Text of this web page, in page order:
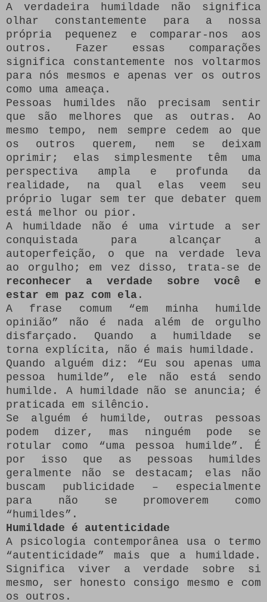
A verdadeira humildade não significa
olhar constantemente para a nossa
própria pequenez e comparar-nos aos
outros. Fazer essas comparações
significa constantemente nos voltarmos
para nós mesmos e apenas ver os outros
como uma ameaça.
Pessoas humildes não precisam sentir
que são melhores que as outras. Ao
mesmo tempo, nem sempre cedem ao que
os outros querem, nem se deixam
oprimir; elas simplesmente têm uma
perspectiva ampla e profunda da
realidade, na qual elas veem seu
próprio lugar sem ter que debater quem
está melhor ou pior.
A humildade não é uma virtude a ser
conquistada para alcançar a
autoperfeição, o que na verdade leva
ao orgulho; em vez disso, trata-se de
reconhecer a verdade sobre você e
estar em paz com ela .
A frase comum “em minha humilde
opinião” não é nada além de orgulho
disfarçado. Quando a humildade se
torna explícita, não é mais humildade.
Quando alguém diz: “Eu sou apenas uma
pessoa humilde”, ele não está sendo
humilde. A humildade não se anuncia; é
praticada em silêncio.
Se alguém é humilde, outras pessoas
podem dizer, mas ninguém pode se
rotular como “uma pessoa humilde”. É
por isso que as pessoas humildes
geralmente não se destacam; elas não
buscam publicidade – especialmente
para não se promoverem como
“humildes”.
Humildade é autenticidade
A psicologia contemporânea usa o termo
“autenticidade” mais que a humildade.
Significa viver a verdade sobre si
mesmo, ser honesto consigo mesmo e com
os outros.